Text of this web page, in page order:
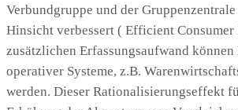
Verbundgruppe und der
Hinsicht verbessert ( Efficient Consumer
zusätzlichen Erfassungsaufwand
operativer Systeme, z.B.
werden. Dieser Rationalisierungseffekt